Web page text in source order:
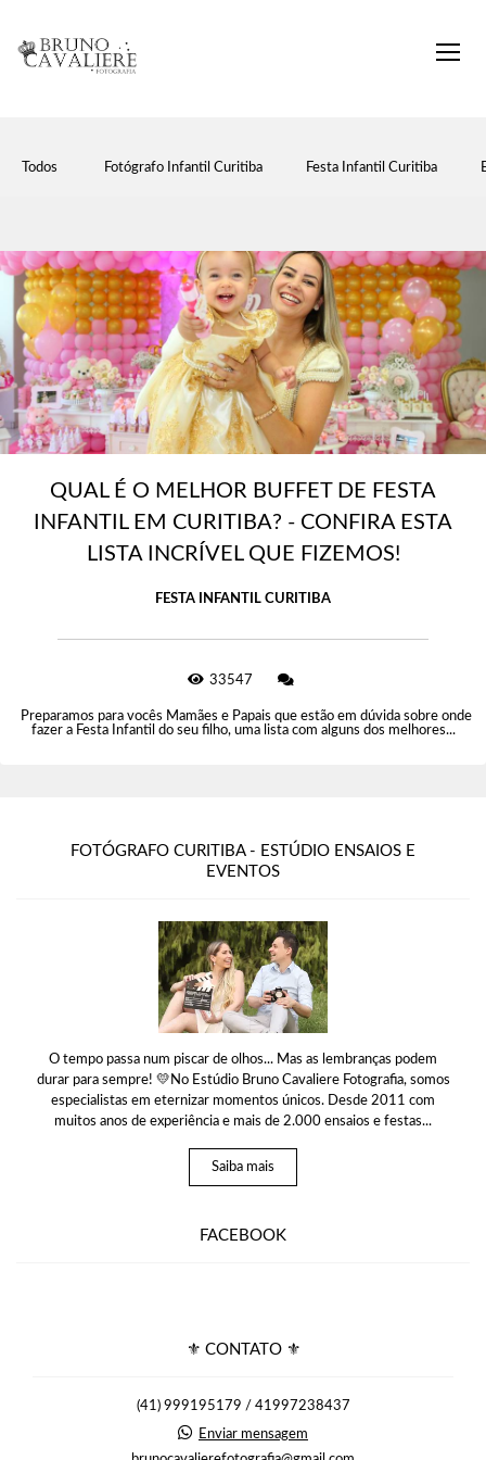
Todos Fotógrafo Infantil Curitiba Festa Infantil Curitiba
QUAL É O MELHOR BUFFET DE FESTA
INFANTIL EM CURITIBA? - CONFIRA ESTA
LISTA INCRÍVEL QUE FIZEMOS!
FESTA INFANTIL CURITIBA
33547
Preparamos para vocês Mamães e Papais que estão em dúvida sobre onde
fazer a Festa Infantil do seu filho, uma lista com alguns dos melhores...
FOTÓGRAFO CURITIBA - ESTÚDIO ENSAIOS E
EVENTOS
O tempo passa num piscar de olhos... Mas as lembranças podem
durar para sempre! 💛No Estúdio Bruno Cavaliere Fotografia, somos
especialistas em eternizar momentos únicos. Desde 2011 com
muitos anos de experiência e mais de 2.000 ensaios e festas...
Saiba mais
FACEBOOK
⚜ CONTATO ⚜
(41) 999195179 / 41997238437
Enviar mensagem